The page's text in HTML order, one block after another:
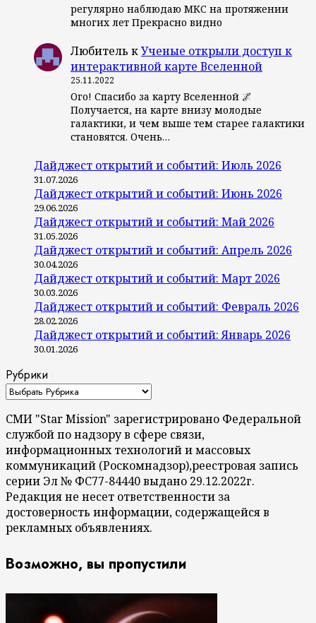
регулярно наблюдаю МКС на протяжении
многих лет Прекрасно видно
Любитель кУченые открыли доступ к
интерактивной карте Вселенной
25.11.2022
Ого! Спасибо за карту Вселенной 🌌
Получается, на карте внизу молодые
галактики, и чем выше тем старее галактики
становятся. Очень…
Дайджест открытий и событий: Июль 2026
31.07.2026
Дайджест открытий и событий: Июнь 2026
29.06.2026
Дайджест открытий и событий: Май 2026
31.05.2026
Дайджест открытий и событий: Апрель 2026
30.04.2026
Дайджест открытий и событий: Март 2026
30.03.2026
Дайджест открытий и событий: Февраль 2026
28.02.2026
Дайджест открытий и событий: Январь 2026
30.01.2026
Рубрики
СМИ "Star Mission" зарегистрировано Федеральной
службой по надзору в сфере связи,
информационных технологий и массовых
коммуникаций (Роскомнадзор),реестровая запись
серии Эл № ФС77-84440 выдано 29.12.2022г.
Редакция не несет ответственности за
достоверность информации, содержащейся в
рекламных объявлениях.
Возможно, вы пропустили